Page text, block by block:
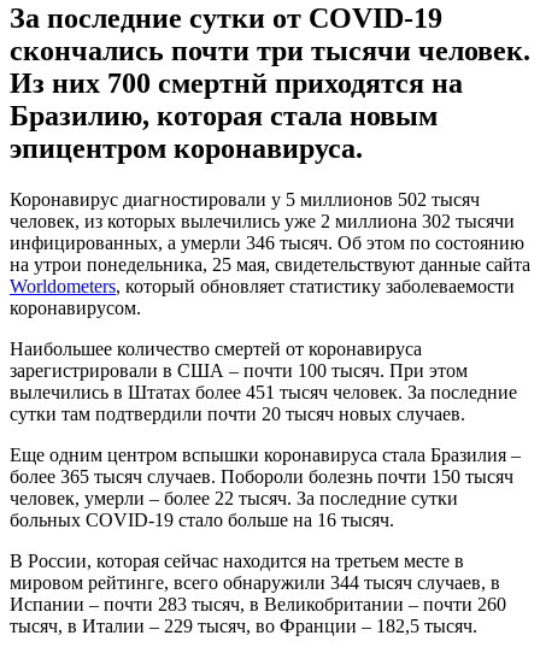
За последние сутки от COVID-19
скончались почти три тысячи человек.
Из них 700 смертнй приходятся на
Бразилию, которая стала новым
эпицентром коронавируса.
Коронавирус диагностировали у 5 миллионов 502 тысяч
человек, из которых вылечились уже 2 миллиона 302 тысячи
инфицированных, а умерли 346 тысяч. Об этом по состоянию
на утрои понедельника, 25 мая, свидетельствуют данные сайта
Worldometers, который обновляет статистику заболеваемости
коронавирусом.
Наибольшее количество смертей от коронавируса
зарегистрировали в США – почти 100 тысяч. При этом
вылечились в Штатах более 451 тысяч человек. За последние
сутки там подтвердили почти 20 тысяч новых случаев.
Еще одним центром вспышки коронавируса стала Бразилия –
более 365 тысяч случаев. Побороли болезнь почти 150 тысяч
человек, умерли – более 22 тысяч. За последние сутки
больных COVID-19 стало больше на 16 тысяч.
В России, которая сейчас находится на третьем месте в
мировом рейтинге, всего обнаружили 344 тысяч случаев, в
Испании – почти 283 тысяч, в Великобритании – почти 260
тысяч, в Италии – 229 тысяч, во Франции – 182,5 тысяч.